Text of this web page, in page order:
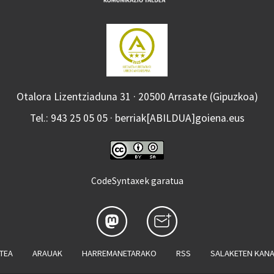
Otalora Lizentziaduna 31 · 20500 Arrasate (Gipuzkoa)
Tel.: 943 25 05 05 · berriak[ABILDUA]goiena.eus
CodeSyntaxek garatua
ARAUAK HARREMANETARAKO RSS SALAKETEN